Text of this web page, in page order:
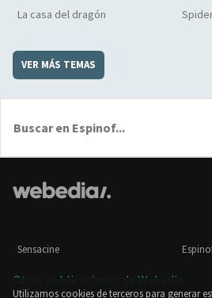
La casa del dragón
VER MÁS TEMAS
Sensacine
Otras publicaciones de Webedia
Utilizamos cookies de terceros para generar